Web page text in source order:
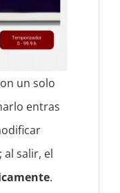
un solo
entras
al salir, el
.